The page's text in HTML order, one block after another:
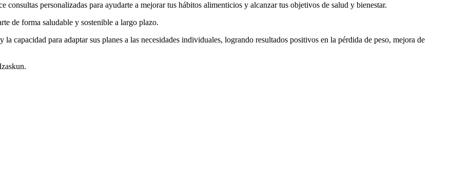
personalizadas para ayudarte a mejorar tus hábitos alimenticios y alcanzar tus objetivos de salud y bienestar.
de forma saludable y sostenible a largo plazo.
capacidad para adaptar sus planes a las necesidades individuales, logrando resultados positivos en la pérdida de peso, mejora de